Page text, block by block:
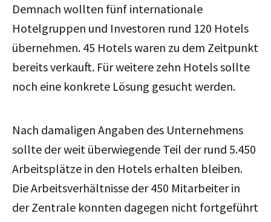
Demnach wollten fünf internationale
Hotelgruppen und Investoren rund 120 Hotels
übernehmen. 45 Hotels waren zu dem Zeitpunkt
bereits verkauft. Für weitere zehn Hotels sollte
noch eine konkrete Lösung gesucht werden.
Nach damaligen Angaben des Unternehmens
sollte der weit überwiegende Teil der rund 5.450
Arbeitsplätze in den Hotels erhalten bleiben.
Die Arbeitsverhältnisse der 450 Mitarbeiter in
der Zentrale konnten dagegen nicht fortgeführt